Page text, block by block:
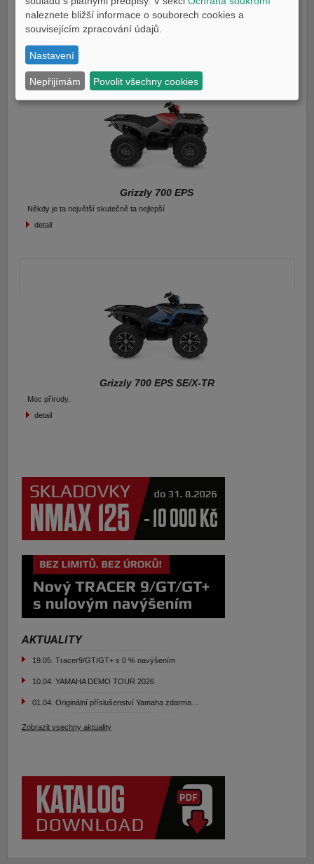
YFZ50
Stroj pro začínající jezdce
detail
Grizzly 700 EPS
Někdy je ta největší skutečně ta nejlepší
detail
Grizzly 700 EPS SE/X-TR
Moc přírody.
detail
AKTUALITY
19.05. Tracer9/GT/GT+ s 0 % navýšením
10.04. YAMAHA DEMO TOUR 2026
01.04. Originální příslušenství Yamaha zdarma…
Zobrazit vsechny aktuality
naleznete bližší informace o souborech cookies a
souvisejícím zpracování údajů.
Nastavení
Nepřijímám Povolit všechny cookies